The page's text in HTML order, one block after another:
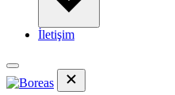
İletişim